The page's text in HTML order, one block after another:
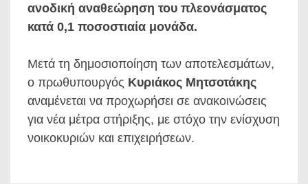
ανοδική αναθεώρηση του πλεονάσματος
κατά 0,1 ποσοστιαία μονάδα.
Μετά τη δημοσιοποίηση των αποτελεσμάτων,
ο πρωθυπουργός Κυριάκος Μητσοτάκης
αναμένεται να προχωρήσει σε ανακοινώσεις
για νέα μέτρα στήριξης, με στόχο την ενίσχυση
νοικοκυριών και επιχειρήσεων.